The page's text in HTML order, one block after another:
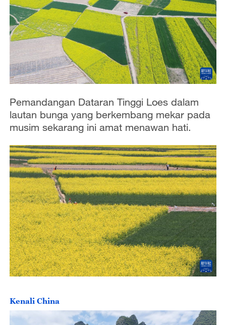
Pemandangan Dataran Tinggi Loes dalam
lautan bunga yang berkembang mekar pada
musim sekarang ini amat menawan hati.
Kenali China